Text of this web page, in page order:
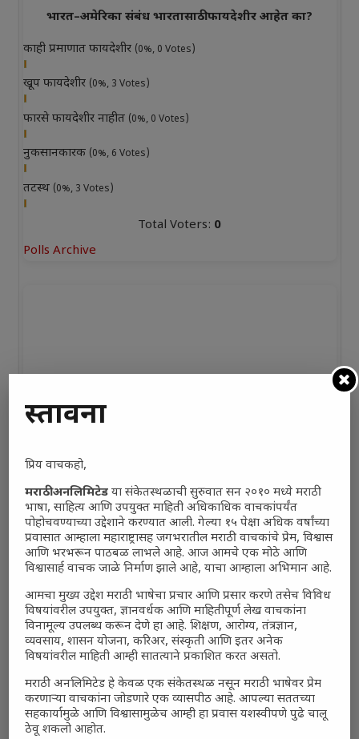
भारत–अमेरिका संबंध भारतासाठी फायदेशीर आहेत का?
काही प्रमाणात फायदेशीर (0%, 0 Votes)
खूप फायदेशीर (0%, 3 Votes)
फारसे फायदेशीर नाहीत (0%, 0 Votes)
नुकसानकारक (0%, 6 Votes)
तटस्थ (0%, 3 Votes)
Total Voters: 0
Polls Archive
प्रस्तावना
प्रिय वाचकहो,
मराठी अनलिमिटेड या संकेतस्थळाची सुरुवात सन २०१० मध्ये मराठी
भाषा, साहित्य आणि उपयुक्त माहिती अधिकाधिक वाचकांपर्यंत
पोहोचवण्याच्या उद्देशाने करण्यात आली. गेल्या १५ पेक्षा अधिक वर्षांच्या
प्रवासात आम्हाला महाराष्ट्रासह जगभरातील मराठी वाचकांचे प्रेम, विश्वास
आणि भरभरून पाठबळ लाभले आहे. आज आमचे एक मोठे आणि
विश्वासार्ह वाचक जाळे निर्माण झाले आहे, याचा आम्हाला अभिमान आहे.
आमचा मुख्य उद्देश मराठी भाषेचा प्रचार आणि प्रसार करणे तसेच विविध
विषयांवरील उपयुक्त, ज्ञानवर्धक आणि माहितीपूर्ण लेख वाचकांना
विनामूल्य उपलब्ध करून देणे हा आहे. शिक्षण, आरोग्य, तंत्रज्ञान,
व्यवसाय, शासन योजना, करिअर, संस्कृती आणि इतर अनेक
विषयांवरील माहिती आम्ही सातत्याने प्रकाशित करत असतो.
मराठी अनलिमिटेड हे केवळ एक संकेतस्थळ नसून मराठी भाषेवर प्रेम
करणाऱ्या वाचकांना जोडणारे एक व्यासपीठ आहे. आपल्या सततच्या
सहकार्यामुळे आणि विश्वासामुळेच आम्ही हा प्रवास यशस्वीपणे पुढे चालू
ठेवू शकलो आहोत.